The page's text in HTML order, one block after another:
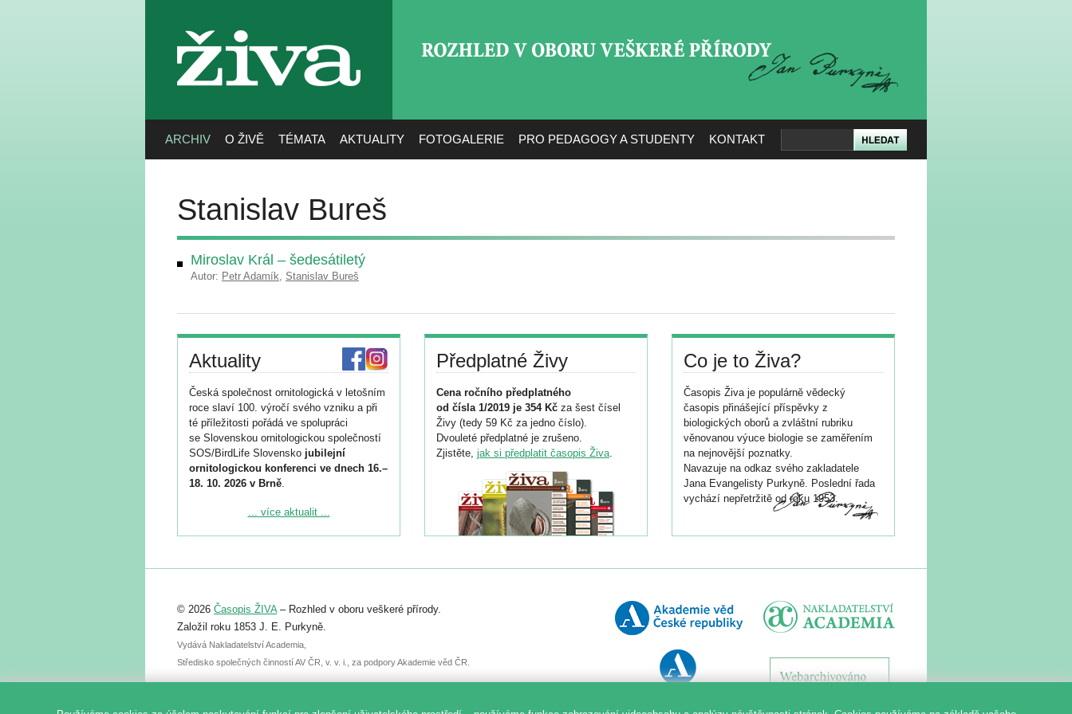
živa
ARCHIV O ŽIVĚ TÉMATA AKTUALITY FOTOGALERIE PRO PEDAGOGY A STUDENTY KONTAKT
Stanislav Bureš
Miroslav Král – šedesátiletý
Autor: Petr Adamík, Stanislav Bureš
Aktuality
Česká společnost ornitologická v letošním
roce slaví 100. výročí svého vzniku a při
té příležitosti pořádá ve spolupráci
se Slovenskou ornitologickou společností
SOS/BirdLife Slovensko jubilejní
ornitologickou konferenci ve dnech 16.–
18. 10. 2026 v Brně.
Podrobnější informace ke konferenci
Registrovat se můžete do 6. září.
abstraktu přihlášené přednášky nebo
posteru je už 30. června.
... více aktualit ...
Předplatné Živy
Cena ročního předplatného
od čísla 1/2019 je 354 Kč za šest čísel
Živy (tedy 59 Kč za jedno číslo).
Dvouleté předplatné je zrušeno.
Zjistěte, jak si předplatit časopis Živa.
Co je to Živa?
Časopis Živa je populárně vědecký
časopis přinášející příspěvky z
biologických oborů a zvláštní rubriku
věnovanou výuce biologie se zaměřením
na nejnovější poznatky.
Navazuje na odkaz svého zakladatele
Jana Evangelisty Purkyně. Poslední řada
vychází nepřetržitě od roku 1953.
© 2026 Časopis ŽIVA– Rozhled v oboru veškeré přírody.
Založil roku 1853 J. E. Purkyně.
Vydává Nakladatelství Academia,
Středisko společných činností AV ČR, v. v. i., za podpory Akademie věd ČR.